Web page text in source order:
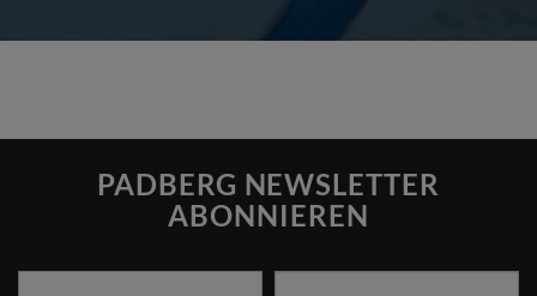
PADBERG NEWSLETTER
ABONNIEREN